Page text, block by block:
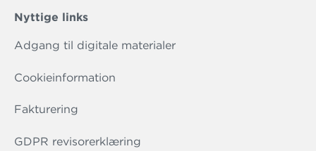
Nyttige links
Adgang til digitale materialer
Cookieinformation
Fakturering
GDPR revisorerklæring